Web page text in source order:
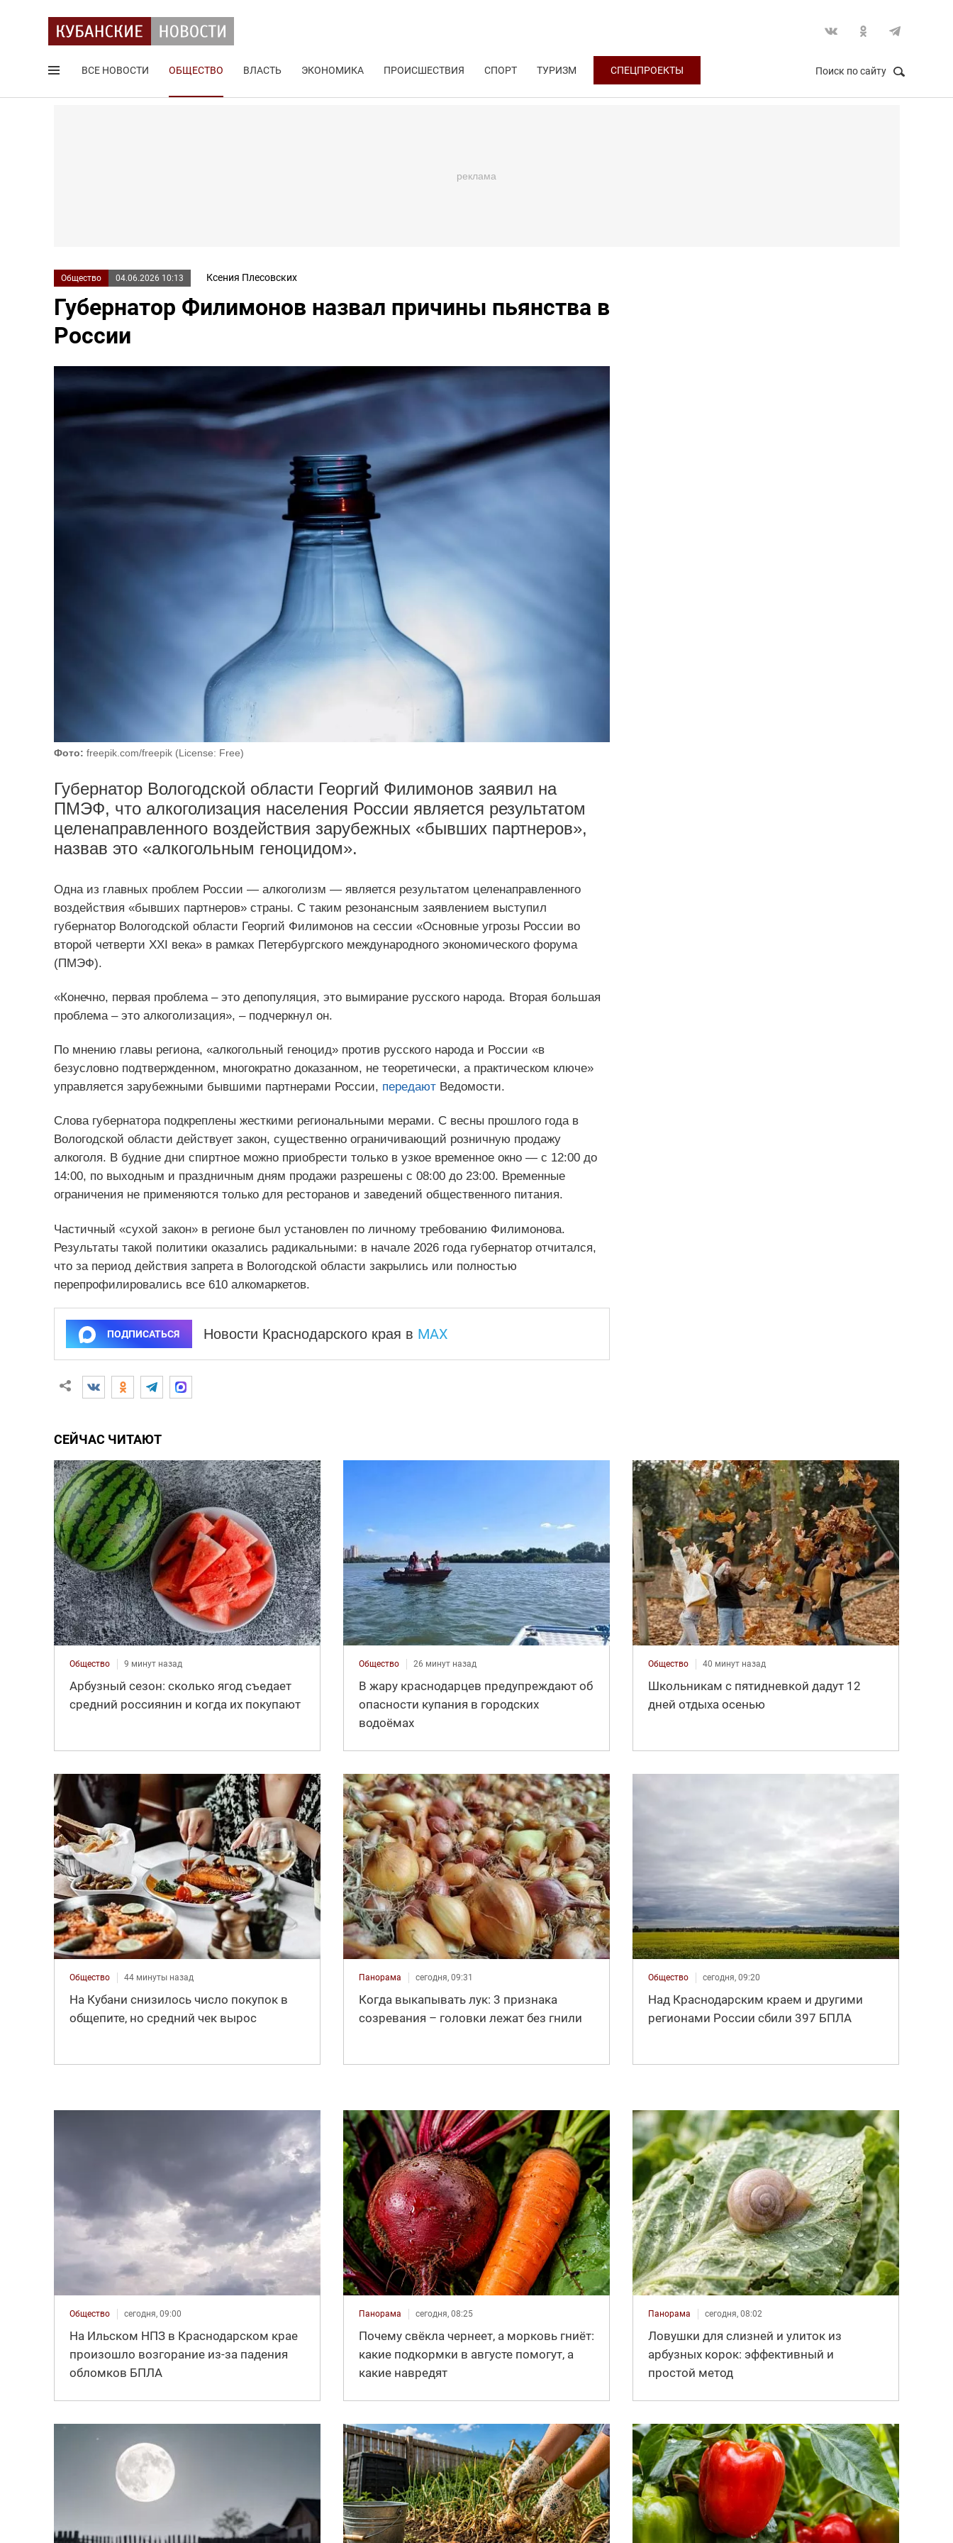
ВСЕ НОВОСТИ ОБЩЕСТВО ВЛАСТЬ ЭКОНОМИКА ПРОИСШЕСТВИЯ СПОРТ ТУРИЗМ СПЕЦПРОЕКТЫ Поиск по сайту
Общество 04.06.2026 10:13 Ксения Плесовских
Губернатор Филимонов назвал причины пьянства в
России
Фото: freepik.com/freepik (License: Free)
Губернатор Вологодской области Георгий Филимонов заявил на
ПМЭФ, что алкоголизация населения России является результатом
целенаправленного воздействия зарубежных «бывших партнеров»,
назвав это «алкогольным геноцидом».
Одна из главных проблем России — алкоголизм — является результатом целенаправленного
воздействия «бывших партнеров» страны. С таким резонансным заявлением выступил
губернатор Вологодской области Георгий Филимонов на сессии «Основные угрозы России во
второй четверти XXI века» в рамках Петербургского международного экономического форума
(ПМЭФ).
«Конечно, первая проблема – это депопуляция, это вымирание русского народа. Вторая большая
проблема – это алкоголизация», – подчеркнул он.
По мнению главы региона, «алкогольный геноцид» против русского народа и России «в
безусловно подтвержденном, многократно доказанном, не теоретически, а практическом ключе»
управляется зарубежными бывшими партнерами России, передаютВедомости.
Слова губернатора подкреплены жесткими региональными мерами. С весны прошлого года в
Вологодской области действует закон, существенно ограничивающий розничную продажу
алкоголя. В будние дни спиртное можно приобрести только в узкое временное окно — с 12:00 до
14:00, по выходным и праздничным дням продажи разрешены с 08:00 до 23:00. Временные
ограничения не применяются только для ресторанов и заведений общественного питания.
Частичный «сухой закон» в регионе был установлен по личному требованию Филимонова.
Результаты такой политики оказались радикальными: в начале 2026 года губернатор отчитался,
что за период действия запрета в Вологодской области закрылись или полностью
перепрофилировались все 610 алкомаркетов.
ПОДПИСАТЬСЯ Новости Краснодарского края в MAX
СЕЙЧАС ЧИТАЮТ
Общество 9 минут назад
Арбузный сезон: сколько ягод съедает
средний россиянин и когда их покупают
Общество 26 минут назад
В жару краснодарцев предупреждают об
опасности купания в городских
водоёмах
Общество 40 минут назад
Школьникам с пятидневкой дадут 12
дней отдыха осенью
Общество 44 минуты назад
На Кубани снизилось число покупок в
общепите, но средний чек вырос
Панорама сегодня, 09:31
Когда выкапывать лук: 3 признака
созревания – головки лежат без гнили
Общество сегодня, 09:20
Над Краснодарским краем и другими
регионами России сбили 397 БПЛА
Общество сегодня, 09:00
На Ильском НПЗ в Краснодарском крае
произошло возгорание из-за падения
обломков БПЛА
Панорама сегодня, 08:25
Почему свёкла чернеет, а морковь гниёт:
какие подкормки в августе помогут, а
какие навредят
Панорама сегодня, 08:02
Ловушки для слизней и улиток из
арбузных корок: эффективный и
простой метод